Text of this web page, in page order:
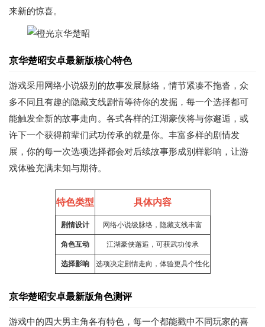
来新的惊喜。
京华楚昭安卓最新版核心特色
游戏采用网络小说级别的故事发展脉络，情节紧凑不拖沓，众
多不同且有趣的隐藏支线剧情等待你的发掘，每一个选择都可
能触发全新的故事走向。各式各样的江湖豪侠将与你邂逅，或
许下一个获得前辈们武功传承的就是你。丰富多样的剧情发
展，你的每一次选项选择都会对后续故事形成别样影响，让游
戏体验充满未知与期待。
特色类型 具体内容
剧情设计 网络小说级脉络，隐藏支线丰富
角色互动 江湖豪侠邂逅，可获武功传承
选择影响 选项决定剧情走向，体验更具个性化
京华楚昭安卓最新版角色测评
游戏中的四大男主角各有特色，每一个都能戳中不同玩家的喜